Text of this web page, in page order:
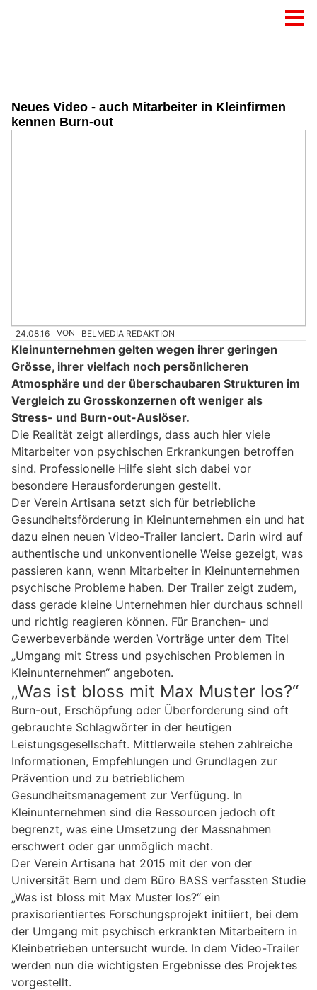
Neues Video - auch Mitarbeiter in Kleinfirmen
kennen Burn-out
24.08.16 VON BELMEDIA REDAKTION
Kleinunternehmen gelten wegen ihrer geringen
Grösse, ihrer vielfach noch persönlicheren
Atmosphäre und der überschaubaren Strukturen im
Vergleich zu Grosskonzernen oft weniger als
Stress- und Burn-out-Auslöser.
Die Realität zeigt allerdings, dass auch hier viele
Mitarbeiter von psychischen Erkrankungen betroffen
sind. Professionelle Hilfe sieht sich dabei vor
besondere Herausforderungen gestellt.
Der Verein Artisana setzt sich für betriebliche
Gesundheitsförderung in Kleinunternehmen ein und hat
dazu einen neuen Video-Trailer lanciert. Darin wird auf
authentische und unkonventionelle Weise gezeigt, was
passieren kann, wenn Mitarbeiter in Kleinunternehmen
psychische Probleme haben. Der Trailer zeigt zudem,
dass gerade kleine Unternehmen hier durchaus schnell
und richtig reagieren können. Für Branchen- und
Gewerbeverbände werden Vorträge unter dem Titel
„Umgang mit Stress und psychischen Problemen in
Kleinunternehmen“ angeboten.
„Was ist bloss mit Max Muster los?“
Burn-out, Erschöpfung oder Überforderung sind oft
gebrauchte Schlagwörter in der heutigen
Leistungsgesellschaft. Mittlerweile stehen zahlreiche
Informationen, Empfehlungen und Grundlagen zur
Prävention und zu betrieblichem
Gesundheitsmanagement zur Verfügung. In
Kleinunternehmen sind die Ressourcen jedoch oft
begrenzt, was eine Umsetzung der Massnahmen
erschwert oder gar unmöglich macht.
Der Verein Artisana hat 2015 mit der von der
Universität Bern und dem Büro BASS verfassten Studie
„Was ist bloss mit Max Muster los?“ ein
praxisorientiertes Forschungsprojekt initiiert, bei dem
der Umgang mit psychisch erkrankten Mitarbeitern in
Kleinbetrieben untersucht wurde. In dem Video-Trailer
werden nun die wichtigsten Ergebnisse des Projektes
vorgestellt.